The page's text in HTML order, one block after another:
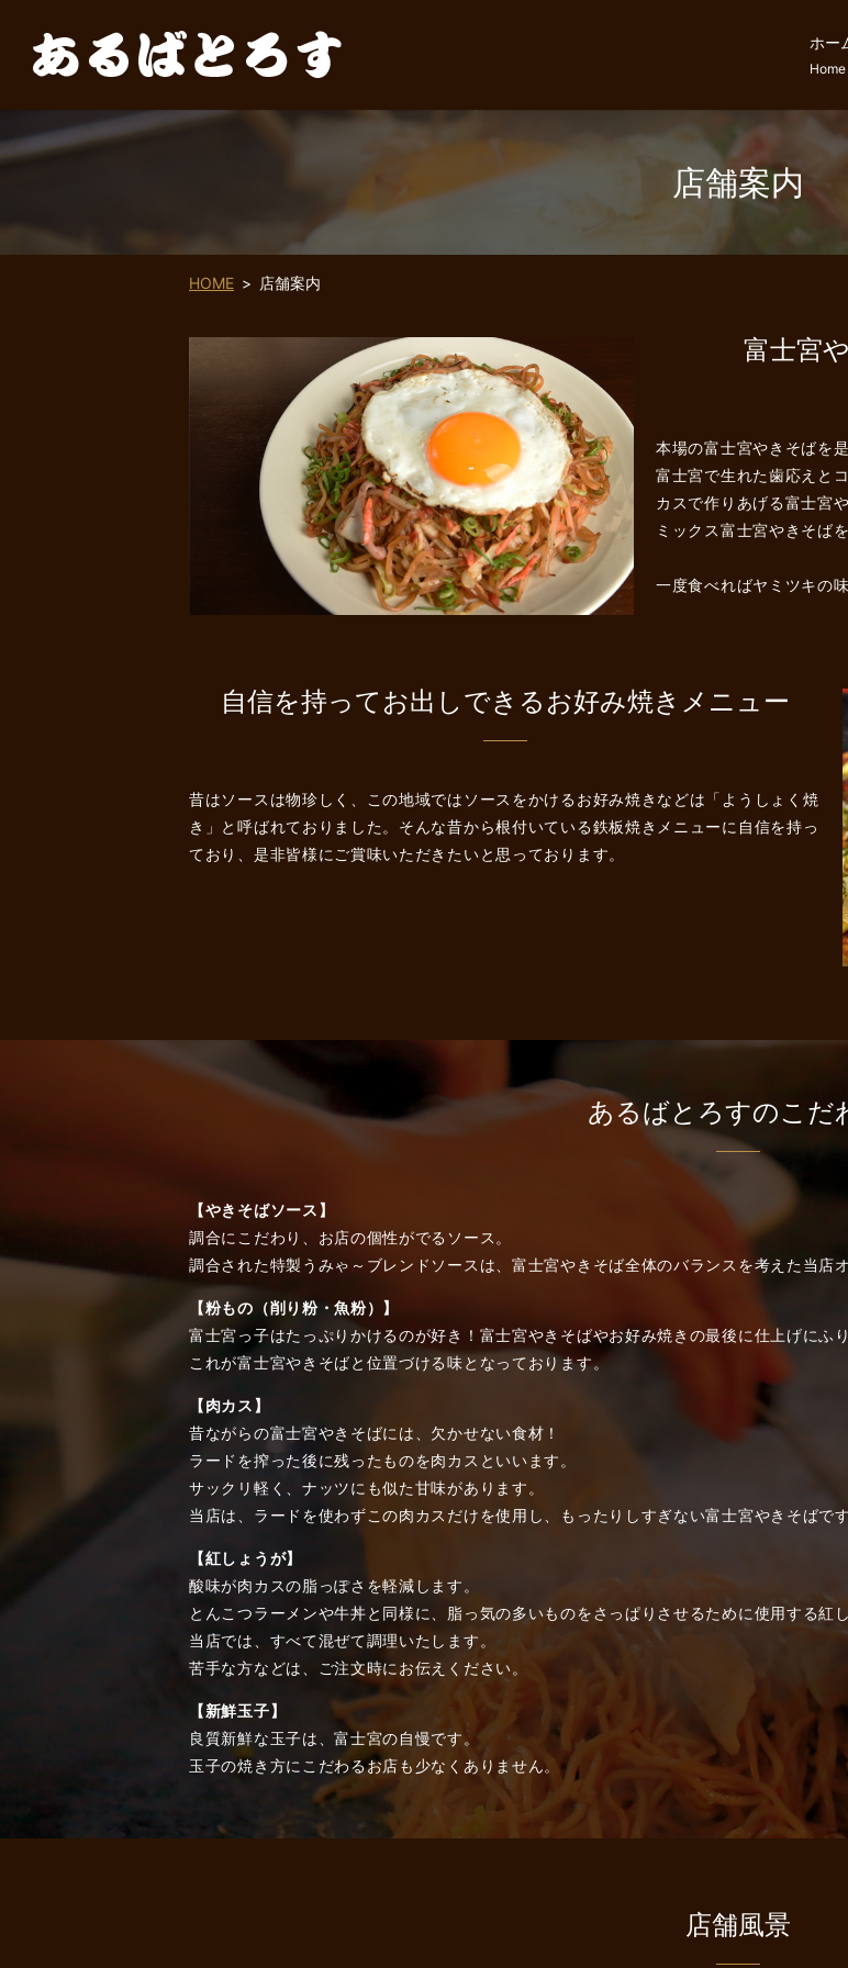
ホー
Home
店舗案内
HOME 店舗案内
富士宮
本場の富士宮やきそばを
富士宮で生れた歯応えと
カスで作りあげる富士宮
ミックス富士宮やきそば
一度食べればヤミツキの
自信を持ってお出しできるお好み焼きメニュー
昔はソースは物珍しく、この地域ではソースをかけるお好み焼きなどは「ようしょく焼
き」と呼ばれておりました。そんな昔から根付いている鉄板焼きメニューに自信を持っ
ており、是非皆様にご賞味いただきたいと思っております。
あるばとろすのこだ
【やきそばソース】
調合にこだわり、お店の個性がでるソース。
調合された特製うみゃ～ブレンドソースは、富士宮やきそば全体のバランスを考えた当店
【粉もの（削り粉・魚粉）】
富士宮っ子はたっぷりかけるのが好き！富士宮やきそばやお好み焼きの最後に仕上げにふ
これが富士宮やきそばと位置づける味となっております。
【肉カス】
昔ながらの富士宮やきそばには、欠かせない食材！
ラードを搾った後に残ったものを肉カスといいます。
サックリ軽く、ナッツにも似た甘味があります。
当店は、ラードを使わずこの肉カスだけを使用し、もったりしすぎない富士宮やきそばです
【紅しょうが】
酸味が肉カスの脂っぽさを軽減します。
とんこつラーメンや牛丼と同様に、脂っ気の多いものをさっぱりさせるために使用する紅し
当店では、すべて混ぜて調理いたします。
苦手な方などは、ご注文時にお伝えください。
【新鮮玉子】
良質新鮮な玉子は、富士宮の自慢です。
玉子の焼き方にこだわるお店も少なくありません。
店舗風景